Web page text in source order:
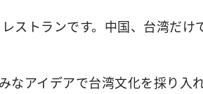
ストランです。中国、台湾だ
なアイデアで台湾文化を採り